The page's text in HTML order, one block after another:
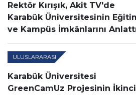
Rektör Kırışık, Akit TV'de
Karabük Üniversitesinin
ve Kampüs İmkânlarını
ULUSLARARASI
Karabük Üniversitesi
GreenCamUz Projesinin İkinci